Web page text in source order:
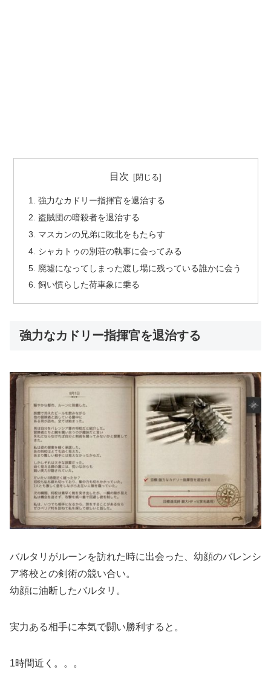
目次
強力なカドリー指揮官を退治する
盗賊団の暗殺者を退治する
マスカンの兄弟に敗北をもたらす
シャカトゥの別荘の執事に会ってみる
廃墟になってしまった渡し場に残っている誰かに会う
飼い慣らした荷車象に乗る
強力なカドリー指揮官を退治する
バルタリがルーンを訪れた時に出会った、幼顔のバレンシ
ア将校との剣術の競い合い。
幼顔に油断したバルタリ。
実力ある相手に本気で闘い勝利すると。
1時間近く。。。